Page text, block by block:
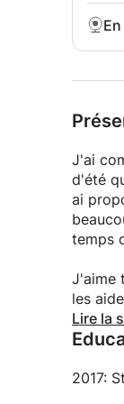
J'ai
d'été
ai
temps
J'aime
les
prends
afin
Lire la
2017: